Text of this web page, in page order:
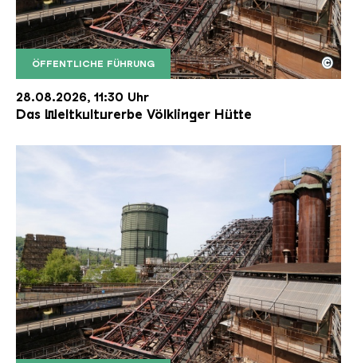
ÖFFENTLICHE FÜHRUNG
Der Erzschrägaufzug der Völklinger Hütte mit
Copyright: Weltkulturerbe Völklinger Hütte | Karl
©
28.08.2026, 11:30 Uhr
Das Weltkulturerbe Völklinger Hütte